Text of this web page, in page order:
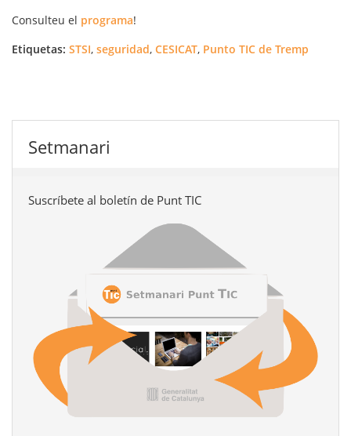
Consulteu el programa!
Etiquetas: STSI, seguridad, CESICAT, Punto TIC de Tremp
Setmanari
Suscríbete al boletín de Punt TIC